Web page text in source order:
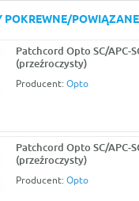
POKREWNE/POWIĄZANE
Patchcord Opto SC/APC-
(przeźroczysty)
Producent: Opto
Patchcord Opto SC/APC-
(przeźroczysty)
Producent: Opto